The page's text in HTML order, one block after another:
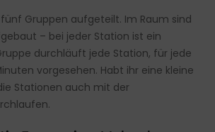
Gruppen aufgeteilt. Im Raum sind
– bei jeder Station ist ein
durchläuft jede Station, für jede
vorgesehen. Habt ihr eine kleine
Stationen auch mit der